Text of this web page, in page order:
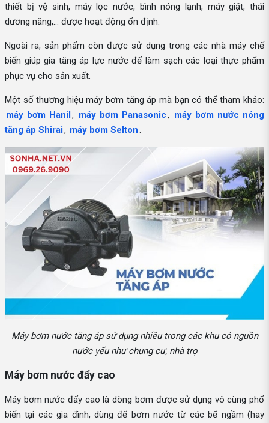
thiết bị vệ sinh, máy lọc nước, bình nóng lạnh, máy giặt, thái
dương năng,... được hoạt động ổn định.
Ngoài ra, sản phẩm còn được sử dụng trong các nhà máy chế
biến giúp gia tăng áp lực nước để làm sạch các loại thực phẩm
phục vụ cho sản xuất.
Một số thương hiệu máy bơm tăng áp mà bạn có thể tham khảo:
máy bơm Hanil, máy bơm Panasonic, máy bơm nước nóng
tăng áp Shirai, máy bơm Selton.
Máy bơm nước tăng áp sử dụng nhiều trong các khu có nguồn
nước yếu như chung cư, nhà trọ
Máy bơm nước đẩy cao
Máy bơm nước đẩy cao là dòng bơm được sử dụng vô cùng phổ
biến tại các gia đình, dùng để bơm nước từ các bể ngầm (hay